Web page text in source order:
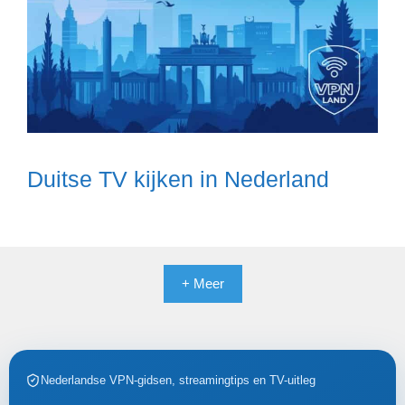
Duitse TV kijken in Nederland
+ Meer
Nederlandse VPN-gidsen, streamingtips en TV-uitleg